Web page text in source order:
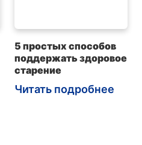
5 простых способов
поддержать здоровое
старение
Читать подробнее